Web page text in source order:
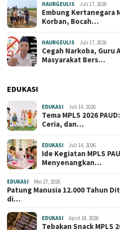
HAURGEULIS Juli 17, 2026
Embung Kertanegara
Korban, Bocah…
HAURGEULIS Juli 17, 2026
Cegah Narkoba, Guru
Masyarakat Bers…
EDUKASI
EDUKASI Juli 14, 2026
Tema MPLS 2026
Ceria, dan…
EDUKASI Juli 14, 2026
Ide Kegiatan MPLS
Menyenangkan…
EDUKASI Mei 27, 2026
Patung Manusia 12.000 Tahun
di…
EDUKASI April 24, 2026
Tebakan Snack MPLS